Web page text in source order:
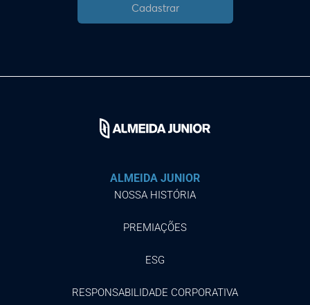
Cadastrar
ALMEIDA JUNIOR
NOSSA HISTÓRIA
PREMIAÇÕES
ESG
RESPONSABILIDADE CORPORATIVA